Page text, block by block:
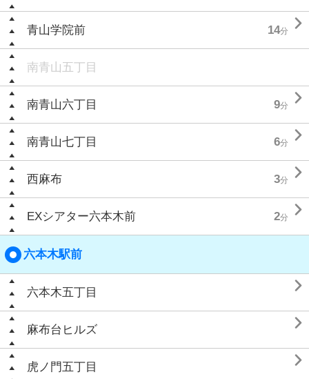
青山学院前 14分 
南青山五丁目
南青山六丁目 9分 
南青山七丁目 6分 
西麻布 3分 
EXシアター六本木前 2分 
六本木駅前
六本木五丁目 
麻布台ヒルズ 
虎ノ門五丁目 